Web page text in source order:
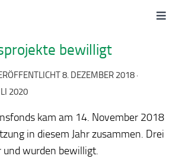
bewilligt
8. DEZEMBER 2018 ·
2020
kam am 14. November 2018
in diesem Jahr zusammen. Drei
und wurden bewilligt.